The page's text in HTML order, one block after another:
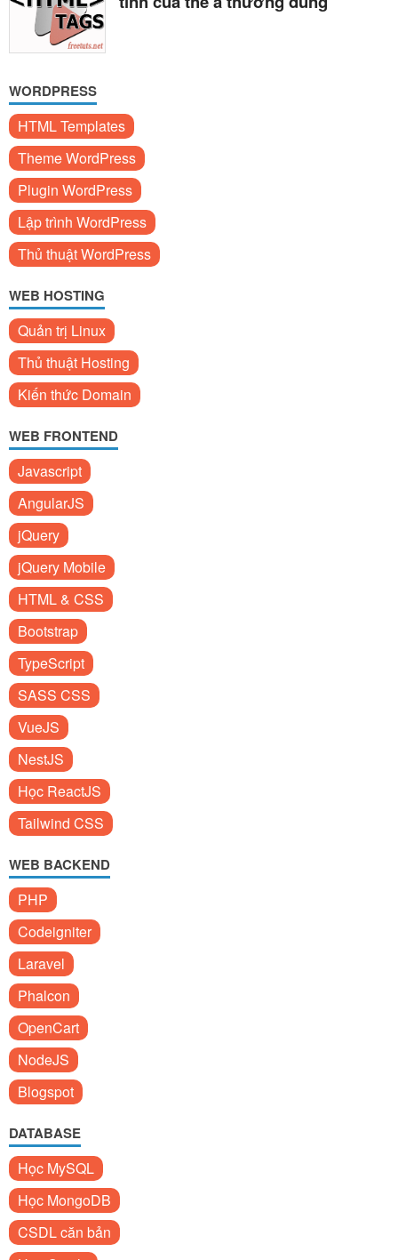
WORDPRESS
HTML Templates
Theme WordPress
Plugin WordPress
Lập trình WordPress
Thủ thuật WordPress
WEB HOSTING
Quản trị Linux
Thủ thuật Hosting
Kiến thức Domain
WEB FRONTEND
Javascript
AngularJS
jQuery
jQuery Mobile
HTML & CSS
Bootstrap
TypeScript
SASS CSS
VueJS
NestJS
Học ReactJS
Tailwind CSS
WEB BACKEND
PHP
Codeigniter
Laravel
Phalcon
OpenCart
NodeJS
Blogspot
DATABASE
Học MySQL
Học MongoDB
CSDL căn bản